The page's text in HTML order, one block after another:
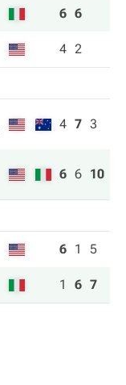
6 6
4 2
4 7 3
6 6 10
6 1 5
1 6 7